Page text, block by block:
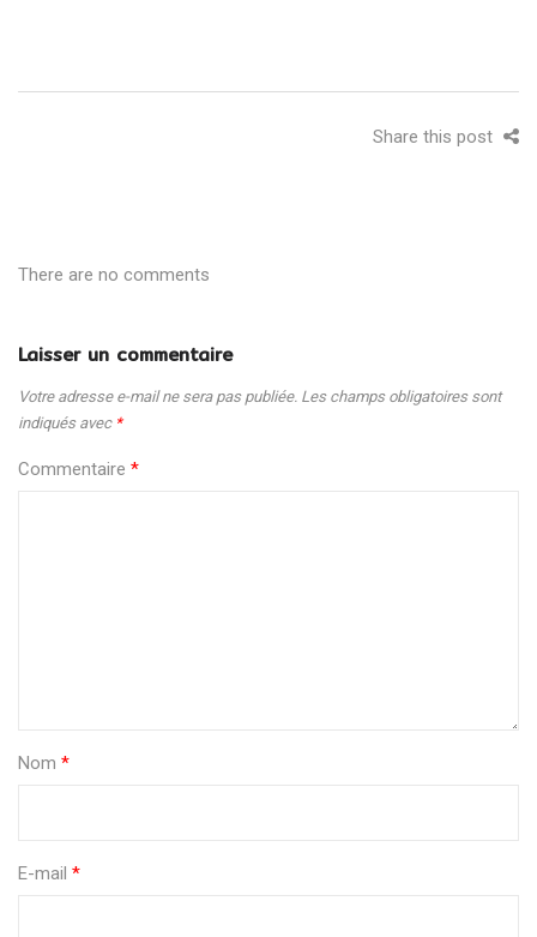
Share this post
There are no comments
Laisser un commentaire
Votre adresse e-mail ne sera pas publiée. Les champs obligatoires sont
indiqués avec *
Commentaire *
Nom *
E-mail *